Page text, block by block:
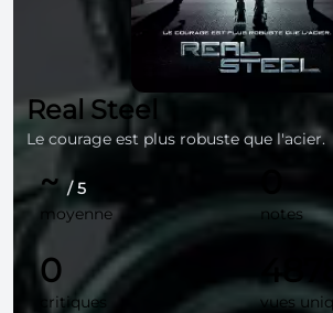
Real Steel
Le courage est plus robuste que l'acier.
~/ 5
moyenne
notes
0
critiques
4878
vues